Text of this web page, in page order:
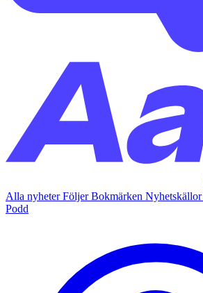
Alla nyheterFöljerBokmärken Nyhetskällor
Podd